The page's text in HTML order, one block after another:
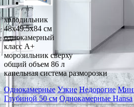
холодильник
48x49.5x84 см
однокамерный
класс A+
морозильник сверху
общий объем 86 л
капельная система разморозки
Однокамерные Узкие Недорогие
Глубиной 50 см Однокамерные Hansa